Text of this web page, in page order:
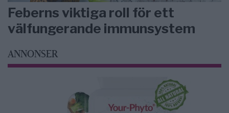
Feberns viktiga roll för ett
välfungerande immunsystem
ANNONSER